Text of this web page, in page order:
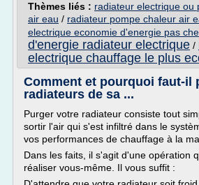
Thèmes liés : radiateur electrique ou
air eau / radiateur pompe chaleur air
electrique economie d'energie pas
d'energie radiateur electrique /
electrique chauffage le plus
Comment et pourquoi faut-il
radiateurs de sa ...
Purger votre radiateur consiste tout
sortir l'air qui s'est infiltré dans le
vos performances de chauffage à la
Dans les faits, il s'agit d'une opération
réaliser vous-même. Il vous suffit :